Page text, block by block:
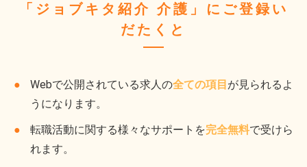
「ジョブキタ紹介 介護」にご登録い
だたくと
Webで公開されている求人の全ての項目 が見られるよ
うになります。
転職活動に関する様々なサポートを完全無料で受けら
れます。